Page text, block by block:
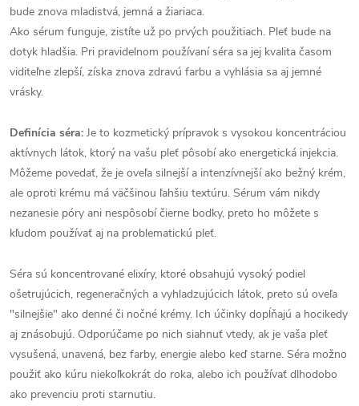
bude znova mladistvá, jemná a žiariaca.
Ako sérum funguje, zistíte už po prvých použitiach. Pleť bude na
dotyk hladšia. Pri pravidelnom používaní séra sa jej kvalita časom
viditeľne zlepší, získa znova zdravú farbu a vyhlásia sa aj jemné
vrásky.
Definícia séra: Je to kozmetický prípravok s vysokou koncentráciou
aktívnych látok, ktorý na vašu pleť pôsobí ako energetická injekcia.
Môžeme povedať, že je oveľa silnejší a intenzívnejší ako bežný krém,
ale oproti krému má väčšinou ľahšiu textúru. Sérum vám nikdy
nezanesie póry ani nespôsobí čierne bodky, preto ho môžete s
kľudom používať aj na problematickú pleť.
Séra sú koncentrované elixíry, ktoré obsahujú vysoký podiel
ošetrujúcich, regeneračných a vyhladzujúcich látok, preto sú oveľa
"silnejšie" ako denné či nočné krémy. Ich účinky dopĺňajú a hocikedy
aj znásobujú. Odporúčame po nich siahnuť vtedy, ak je vaša pleť
vysušená, unavená, bez farby, energie alebo keď starne. Séra možno
použiť ako kúru niekoľkokrát do roka, alebo ich používať dlhodobo
ako prevenciu proti starnutiu.